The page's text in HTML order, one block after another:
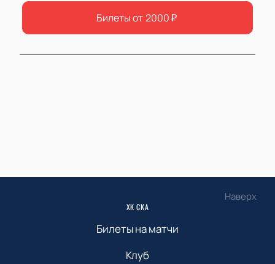
Билеты от 2000₽
Наверх
ХК СКА
Билеты на матчи
Клуб